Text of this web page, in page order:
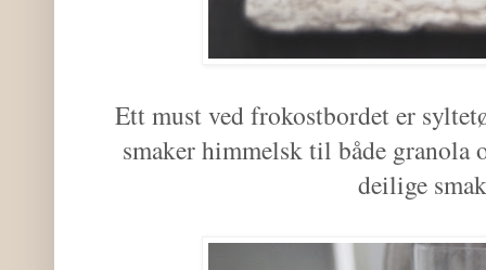
Ett must ved frokostbordet er
smaker himmelsk til både granola
deilige